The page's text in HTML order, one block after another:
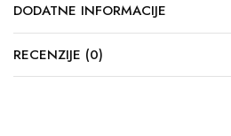
DODATNE INFORMACIJE
RECENZIJE (0)